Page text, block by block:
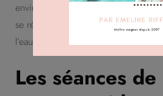
environnement qui soutient son
se répercutent ensuite sur ses
l’eau, comme la marche.
Les séances